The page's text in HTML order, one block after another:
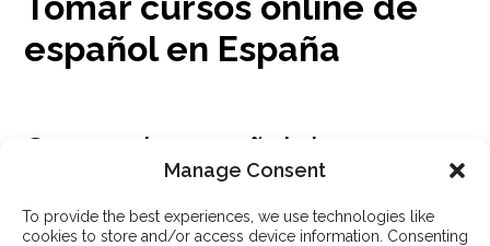
Manage Consent
To provide the best experiences, we use technologies like
cookies to store and/or access device information. Consenting
español en España
Cursos de español de
establecimientos educativos
españoles